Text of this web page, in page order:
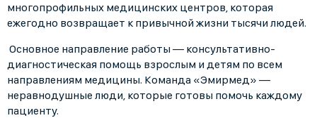
многопрофильных медицинских центров, которая
ежегодно возвращает к привычной жизни тысячи людей.
Основное направление работы — консультативно-
диагностическая помощь взрослым и детям по всем
направлениям медицины. Команда «Эмирмед» —
неравнодушные люди, которые готовы помочь каждому
пациенту.